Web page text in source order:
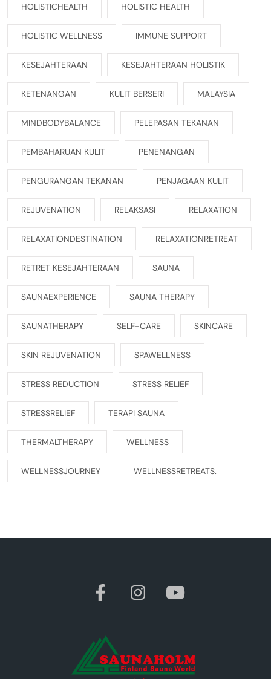
HOLISTICHEALTH HOLISTIC HEALTH
HOLISTIC WELLNESS IMMUNE SUPPORT
KESEJAHTERAAN KESEJAHTERAAN HOLISTIK
KETENANGAN KULIT BERSERI MALAYSIA
MINDBODYBALANCE PELEPASAN TEKANAN
PEMBAHARUAN KULIT PENENANGAN
PENGURANGAN TEKANAN PENJAGAAN KULIT
REJUVENATION RELAKSASI RELAXATION
RELAXATIONDESTINATION RELAXATIONRETREAT
RETRET KESEJAHTERAAN SAUNA
SAUNAEXPERIENCE SAUNA THERAPY
SAUNATHERAPY SELF-CARE SKINCARE
SKIN REJUVENATION SPAWELLNESS
STRESS REDUCTION STRESS RELIEF
STRESSRELIEF TERAPI SAUNA
THERMALTHERAPY WELLNESS
WELLNESSJOURNEY WELLNESSRETREATS.